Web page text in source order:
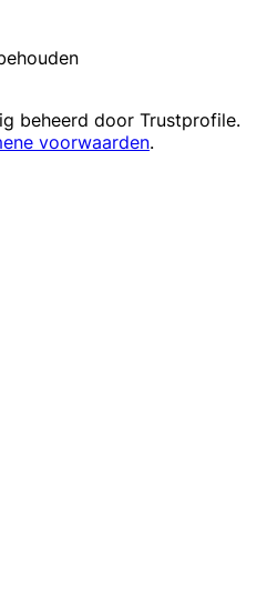
beheerd door Trustprofile.
voorwaarden.